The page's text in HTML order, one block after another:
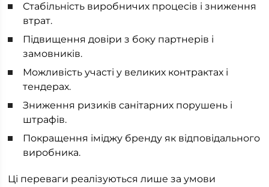
Стабільність виробничих процесів і зниження
втрат.
Підвищення довіри з боку партнерів і
замовників.
Можливість участі у великих контрактах і
тендерах.
Зниження ризиків санітарних порушень і
штрафів.
Покращення іміджу бренду як відповідального
виробника.
Ці переваги реалізуються лише за умови